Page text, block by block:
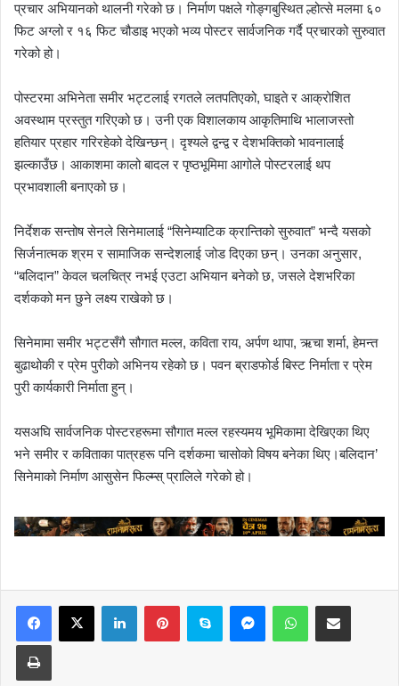
प्रचार अभियानको थालनी गरेको छ। निर्माण पक्षले गोङ्गबुस्थित ल्होत्से मलमा ६०
फिट अग्लो र १६ फिट चौडाइ भएको भव्य पोस्टर सार्वजनिक गर्दै प्रचारको सुरुवात
गरेको हो।
पोस्टरमा अभिनेता समीर भट्टलाई रगतले लतपतिएको, घाइते र आक्रोशित
अवस्थाम प्रस्तुत गरिएको छ। उनी एक विशालकाय आकृतिमाथि भालाजस्तो
हतियार प्रहार गरिरहेको देखिन्छन्। दृश्यले द्वन्द्व र देशभक्तिको भावनालाई
झल्काउँछ। आकाशमा कालो बादल र पृष्ठभूमिमा आगोले पोस्टरलाई थप
प्रभावशाली बनाएको छ।
निर्देशक सन्तोष सेनले सिनेमालाई “सिनेम्याटिक क्रान्तिको सुरुवात” भन्दै यसको
सिर्जनात्मक श्रम र सामाजिक सन्देशलाई जोड दिएका छन्। उनका अनुसार,
“बलिदान” केवल चलचित्र नभई एउटा अभियान बनेको छ, जसले देशभरिका
दर्शकको मन छुने लक्ष्य राखेको छ।
सिनेमामा समीर भट्टसँगै सौगात मल्ल, कविता राय, अर्पण थापा, ऋचा शर्मा, हेमन्त
बुढाथोकी र प्रेम पुरीको अभिनय रहेको छ। पवन ब्राडफोर्ड बिस्ट निर्माता र प्रेम
पुरी कार्यकारी निर्माता हुन्।
यसअघि सार्वजनिक पोस्टरहरूमा सौगात मल्ल रहस्यमय भूमिकामा देखिएका थिए
भने समीर र कविताका पात्रहरू पनि दर्शकमा चासोको विषय बनेका थिए।बलिदान’
सिनेमाको निर्माण आसुसेन फिल्म्स् प्रालिले गरेको हो।
LinkedInPinterestSkype MessengerWhatsAppShare via Email
Print